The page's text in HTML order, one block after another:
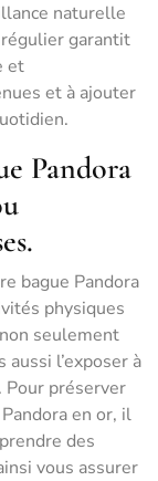
naturelle
garantit
et
et à ajouter
Pandora
bague Pandora
physiques
seulement
l’exposer à
Pour préserver
en or, il
des
vous assurer